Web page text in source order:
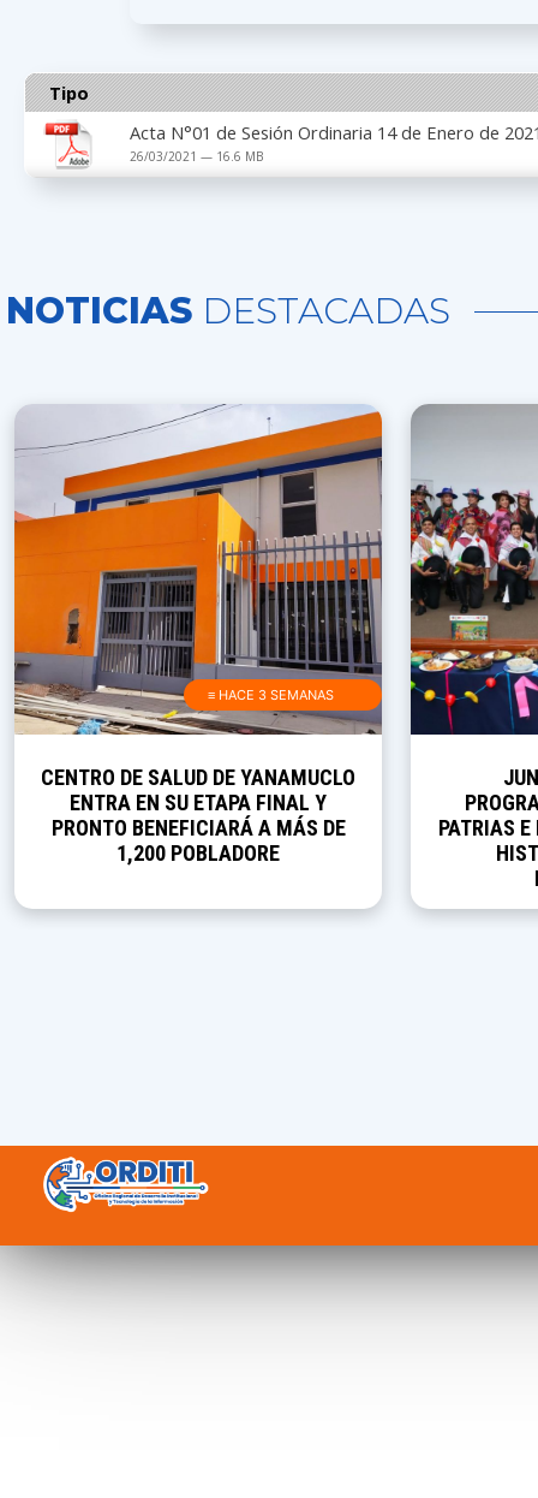
Tipo
Acta N°01 de Sesión Ordinaria 14 de Enero de
26/03/2021 — 16.6 MB
NOTICIAS DESTACADAS
≡ HACE 3 SEMANAS
CENTRO DE SALUD DE YANAMUCLO
ENTRA EN SU ETAPA FINAL Y
PRONTO BENEFICIARÁ A MÁS DE
1,200 POBLADORE
PATRIAS